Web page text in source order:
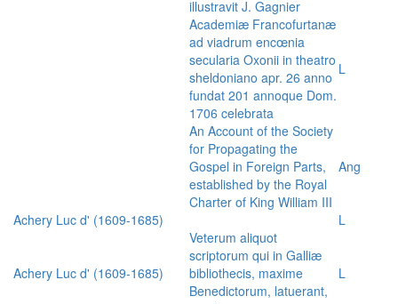
illustravit J. Gagnier
Academiæ Francofurtanæ
ad viadrum encœnia
secularia Oxonii in theatro
sheldoniano apr. 26 anno
fundat 201 annoque Dom.
1706 celebrata
L
An Account of the Society
for Propagating the
Gospel in Foreign Parts,
established by the Royal
Charter of King William III
Ang
Achery Luc d' (1609-1685) L
Achery Luc d' (1609-1685)
Veterum aliquot
scriptorum qui in Galliæ
bibliothecis, maxime
Benedictorum, latuerant,
L